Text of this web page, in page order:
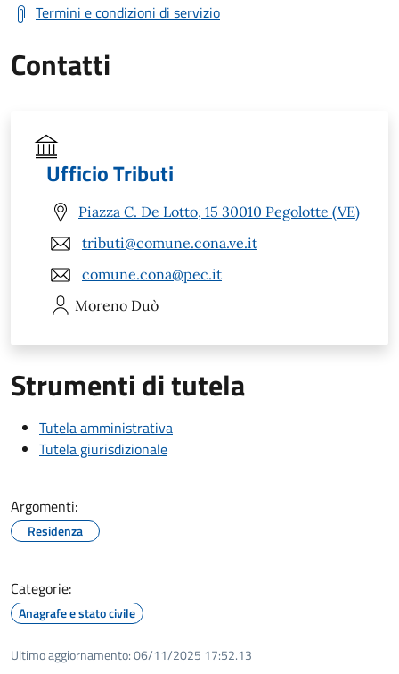
Termini e condizioni di servizio
Contatti
Ufficio Tributi
Piazza C. De Lotto, 15 30010 Pegolotte (VE)
tributi@comune.cona.ve.it
comune.cona@pec.it
Moreno Duò
Strumenti di tutela
Tutela amministrativa
Tutela giurisdizionale
Argomenti:
Residenza
Categorie:
Anagrafe e stato civile
Ultimo aggiornamento:06/11/2025 17:52.13